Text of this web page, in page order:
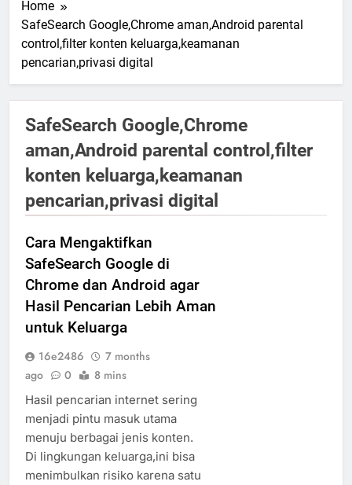
Home
SafeSearch Google,Chrome aman,Android parental
control,filter konten keluarga,keamanan
pencarian,privasi digital
SafeSearch Google,Chrome
aman,Android parental control,filter
konten keluarga,keamanan
pencarian,privasi digital
Cara Mengaktifkan
SafeSearch Google di
Chrome dan Android agar
Hasil Pencarian Lebih Aman
untuk Keluarga
16e2486
7 months
ago
0 8 mins
Hasil pencarian internet sering
menjadi pintu masuk utama
menuju berbagai jenis konten.
Di lingkungan keluarga,ini bisa
menimbulkan risiko karena satu